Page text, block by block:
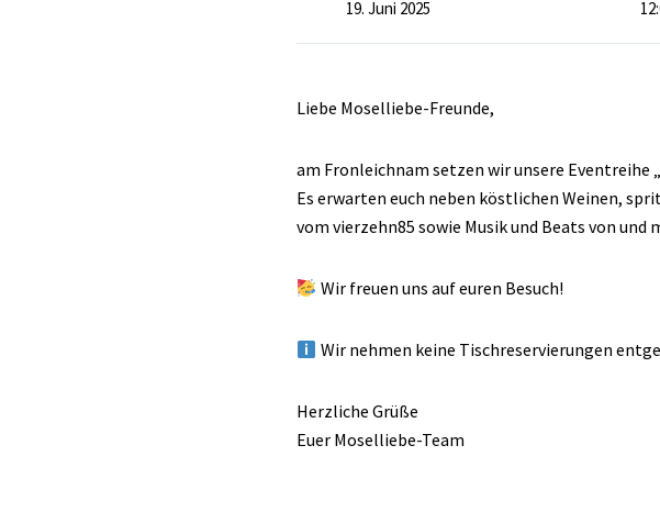
19. Juni 2025
Liebe Moselliebe-Freunde,
am Fronleichnam setzen wir unsere Eventreihe
Es erwarten euch neben köstlichen Weinen,
vom vierzehn85 sowie Musik und Beats von und
Wir freuen uns auf euren Besuch!
Wir nehmen keine Tischreservierungen
Herzliche Grüße
Euer Moselliebe-Team